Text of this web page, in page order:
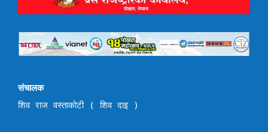
संचालक
शिव राज वस्ताकोटी ( शिव दाइ )